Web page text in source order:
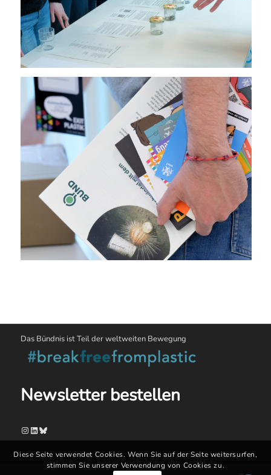
Das Bündnis ist Teil der weltweiten Bewegung
Newsletter bestellen
Instagram
LinkedIn
Bluesky
Diese Seite verwendet Cookies. Wenn Sie auf der Seite weitersurfen,
stimmen Sie unserer Verwendung von Cookies zu.